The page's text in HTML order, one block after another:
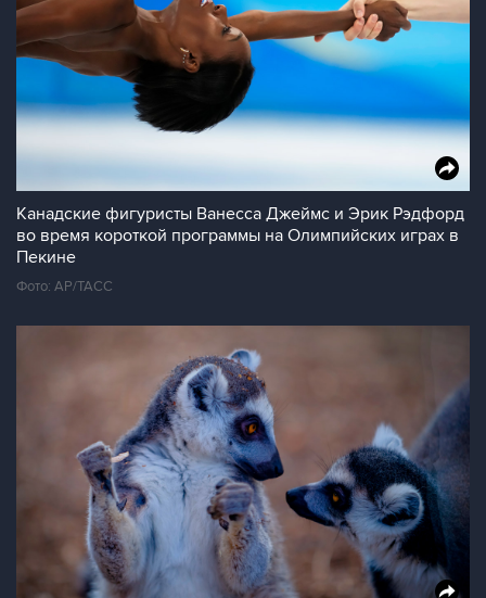
Канадские фигуристы Ванесса Джеймс и Эрик Рэдфорд
во время короткой программы на Олимпийских играх в
Пекине
Фото: AP/ТАСС